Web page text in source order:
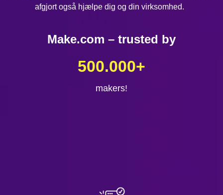
afgjort også hjælpe dig og din virksomhed.
Make.com – trusted by
makers!
500.000+